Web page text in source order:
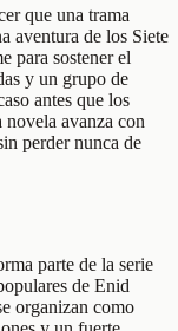
que una trama
aventura de los Siete
para sostener el
y un grupo de
antes que los
novela avanza con
perder nunca de
parte de la serie
de Enid
organizan como